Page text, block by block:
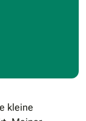
kleine